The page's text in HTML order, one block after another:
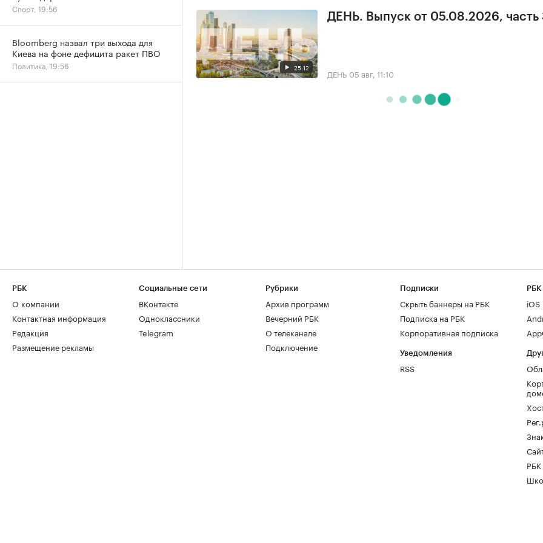
25:12
ДЕНЬ. Выпуск от 05.08.2026, часть
ДЕНЬ 05 авг, 11:10
Спорт, 19:56
Bloomberg назвал три выхода для
Киева на фоне дефицита ракет ПВО
Политика, 19:56
РБК
О компании
Контактная информация
Редакция
Размещение рекламы
Социальные сети
ВКонтакте
Одноклассники
Telegram
Рубрики
Архив программ
Вечерний РБК
О телеканале
Подключение
Подписки
Скрыть баннеры на РБК
Подписка на РБК
Корпоративная подписка
Уведомления
RSS
РБК
iOS